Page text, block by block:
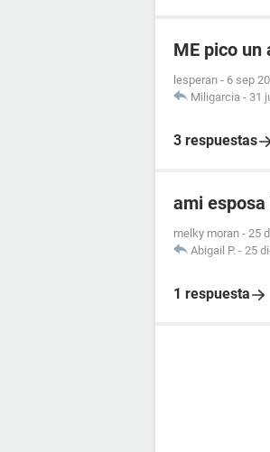
ME pico un
lesperan - 6 sep
Miligarcia - 31
3 respuestas
ami
melky moran - 25
Abigail P. - 25
1 respuesta